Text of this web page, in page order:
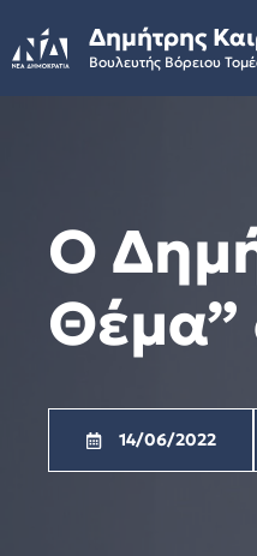
to
content
Δημήτρης
Βουλευτής Βόρειου
Ο
Θέμα”
14/06/2022